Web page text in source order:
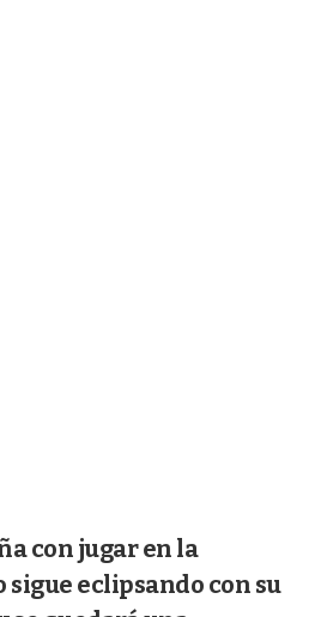
con jugar en la
sigue eclipsando con su